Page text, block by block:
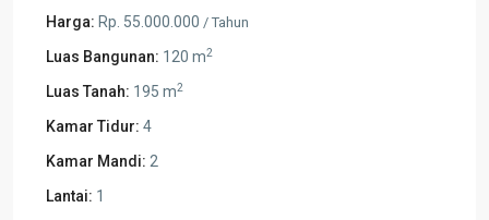
Harga: Rp. 55.000.000 / Tahun
Luas Bangunan: 120 m2
Luas Tanah: 195 m2
Kamar Tidur: 4
Kamar Mandi: 2
Lantai: 1